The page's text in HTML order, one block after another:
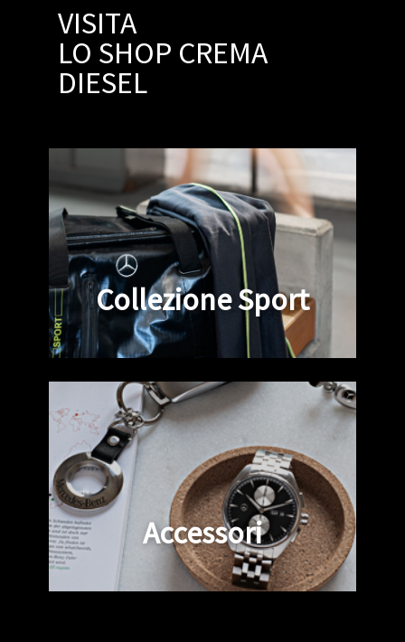
VISITA
LO SHOP CREMA ​
DIESEL
Collezione Sport
Accessori